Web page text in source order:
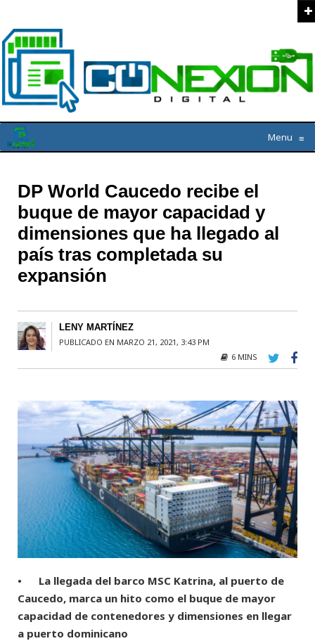
Menu ≡
DP World Caucedo recibe el
buque de mayor capacidad y
dimensiones que ha llegado al
país tras completada su
expansión
LENY MARTÍNEZ
PUBLICADO EN MARZO 21, 2021, 3:43 PM
6 MINS
• La llegada del barco MSC Katrina, al puerto de
Caucedo, marca un hito como el buque de mayor
capacidad de contenedores y dimensiones en llegar
a puerto dominicano